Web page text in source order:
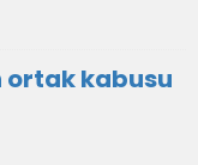
ortak kabusu